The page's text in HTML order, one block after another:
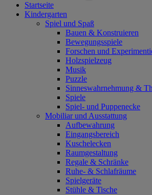
Startseite
Kindergarten
Spiel und Spaß
Bauen & Konstruieren
Bewegungsspiele
Forschen und
Holzspielzeug
Musik
Puzzle
Sinneswahrnehmung &
Spiele
Spiel- und Puppenecke
Mobiliar und Ausstattung
Aufbewahrung
Eingangsbereich
Kuschelecken
Raumgestaltung
Regale & Schränke
Ruhe- & Schlafräume
Spielgeräte
Stühle & Tische